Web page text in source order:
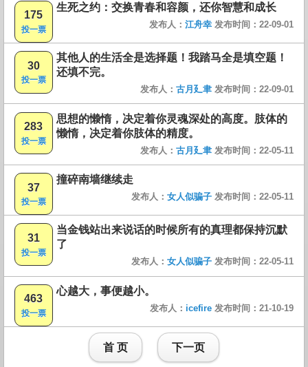
175
投一票
生死之约：交换青春和容颜，还你智慧和成长
发布人： 江舟幸 发布时间：22-09-01
30
投一票
其他人的生活全是选择题！我踏马全是填空题！
还填不完。
发布人： 古月廴聿 发布时间：22-09-01
283
投一票
思想的懒惰，决定着你灵魂深处的高度。肢体的
懒惰，决定着你肢体的精度。
发布人： 古月廴聿 发布时间：22-05-11
37
投一票
撞碎南墙继续走
发布人： 女人似骗子 发布时间：22-05-11
31
投一票
当金钱站出来说话的时候所有的真理都保持沉默
了
发布人： 女人似骗子 发布时间：22-05-11
463
投一票
心越大，事便越小。
发布人： icefire 发布时间：21-10-19
首 页 下一页